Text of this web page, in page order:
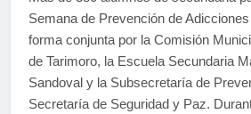
Semana de Prevención de
forma conjunta por la Comisión
de Tarimoro, la Escuela Secundaria
Sandoval y la Subsecretaría de
Secretaría de Seguridad y Paz.